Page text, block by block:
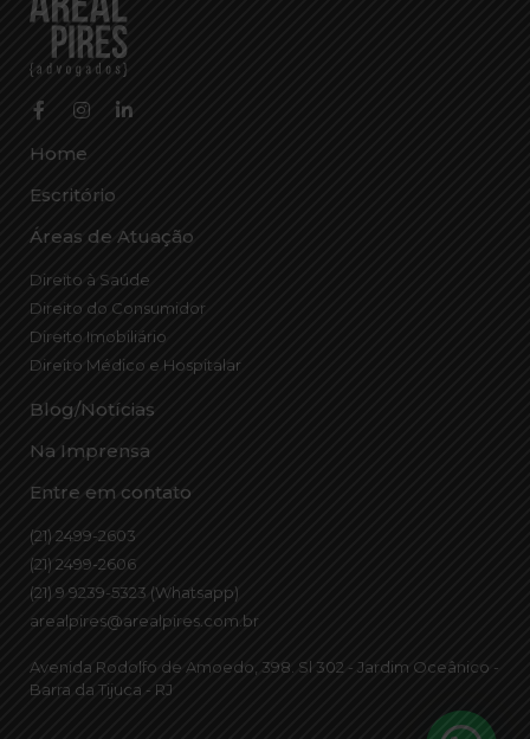
Home
Escritório
Áreas de Atuação
Direito à Saúde
Direito do Consumidor
Direito Imobiliário
Direito Médico e Hospitalar
Blog/Notícias
Na Imprensa
Entre em contato
(21) 2499-2603
(21) 2499-2606
(21) 9 9239-5323 (Whatsapp)
arealpires@arealpires.com.br
Avenida Rodolfo de Amoedo, 398. Sl 302 - Jardim Oceânico -
Barra da Tijuca - RJ